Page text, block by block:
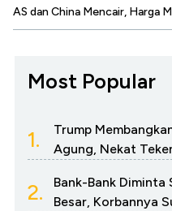
AS dan China Mencair, Harga
Most Popular
1.
Trump
Agung, Nekat
2.
Bank-Bank Diminta
Besar, Korbannya